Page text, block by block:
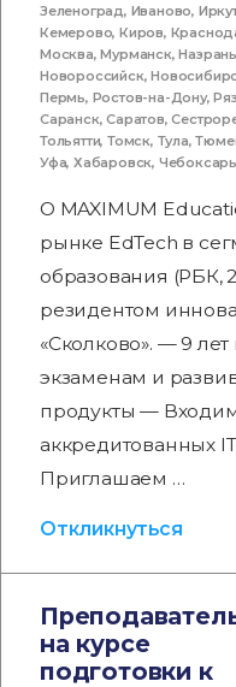
Зеленоград, Иваново,
Кемерово,Киров,
Москва,Мурманск,
Новороссийск,
Пермь, Ростов-на-Дону,
Саранск,Саратов,
Тольятти,Томск, Тула,
Уфа,Хабаровск,
О MAXIMUM
рынке EdTech в
образования (РБК,
резидентом
«Сколково». — 9
экзаменам и
продукты —
аккредитованных
Приглашаем …
Откликнуться
на курсе
подготовки к